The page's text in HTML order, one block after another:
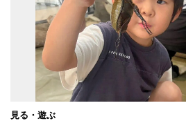
見る・遊ぶ